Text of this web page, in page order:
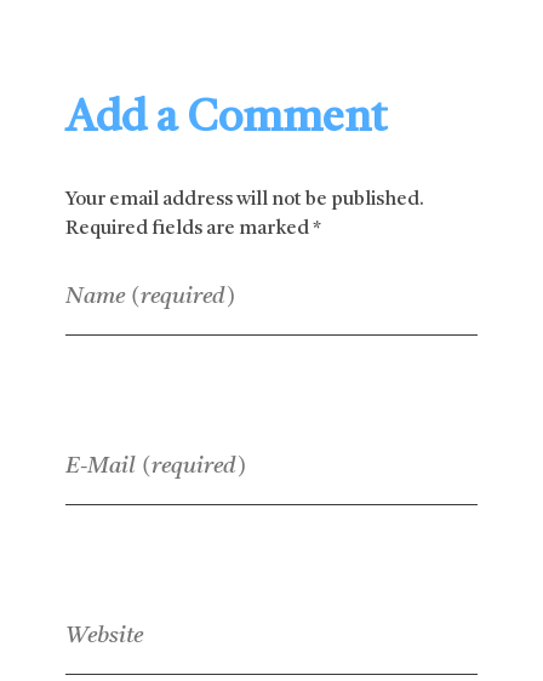
Add a Comment
Your email address will not be published.
Required fields are marked *